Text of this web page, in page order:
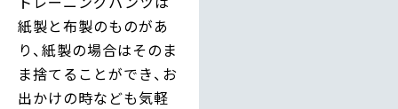
紙製と布製のものがあ
り、紙製の場合はそのま
ま捨てることができ、お
出かけの時なども気軽